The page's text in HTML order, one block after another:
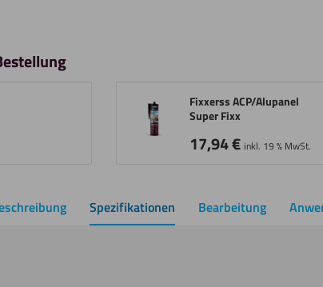
Fixxerss ACP/Alupanel
Super Fixx
17,94€ inkl. 19 % MwSt.
Spezifikationen Bearbeitung